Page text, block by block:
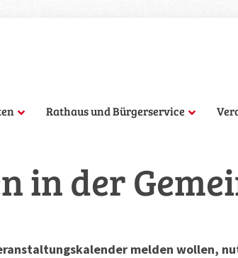
Rathaus und Bürgerservice
in der
melden wollen,